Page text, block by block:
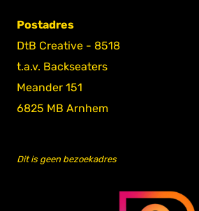
Postadres
DtB Creative - 8518
t.a.v. Backseaters
Meander 151
6825 MB Arnhem
Dit is geen bezoekadres